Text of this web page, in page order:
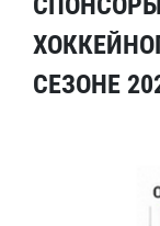
СЕЗОНЕ